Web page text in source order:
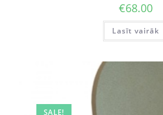
€68.00
Lasīt vairāk
SALE!